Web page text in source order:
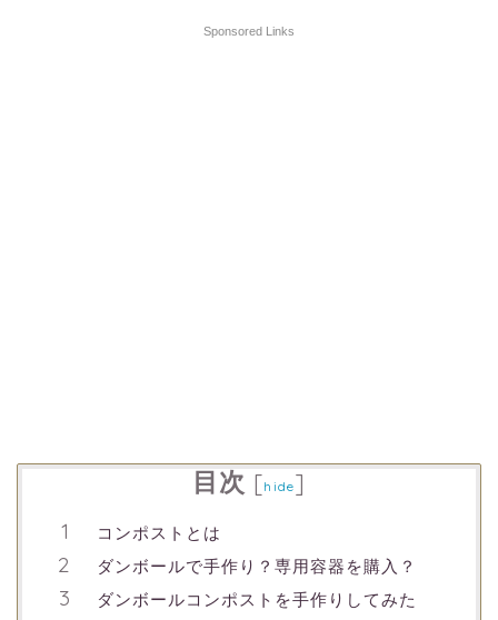
Sponsored Links
目次 [hide]
コンポストとは
ダンボールで手作り？専用容器を購入？
ダンボールコンポストを手作りしてみた